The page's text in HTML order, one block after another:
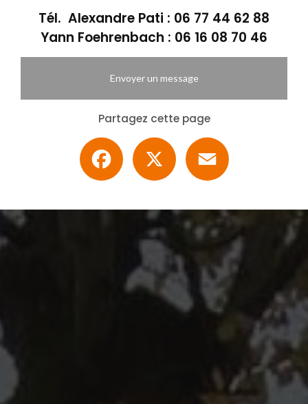
Tél. Alexandre Pati : 06 77 44 62 88
Yann Foehrenbach : 06 16 08 70 46
Envoyer un message
Partagez cette page
Facebook